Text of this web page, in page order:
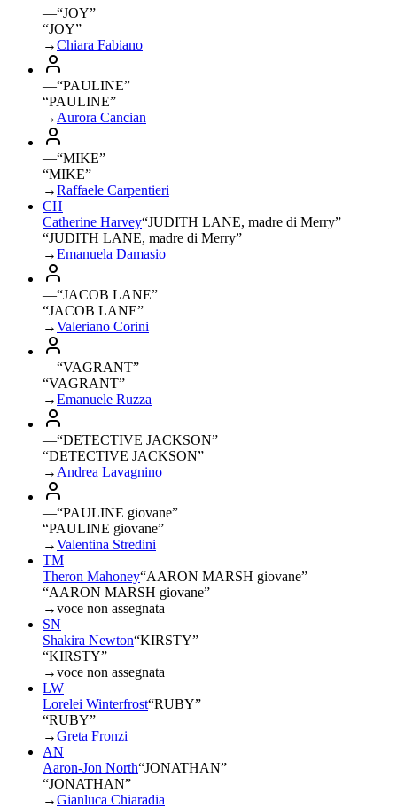
—“JOY”
“JOY”
→Chiara Fabiano
—“PAULINE”
“PAULINE”
→ Aurora Cancian
—“MIKE”
“MIKE”
→Raffaele Carpentieri
CH
Catherine Harvey“JUDITH LANE, madre di Merry”
“JUDITH LANE, madre di Merry”
→Emanuela Damasio
—“JACOB LANE”
“JACOB LANE”
→Valeriano Corini
—“VAGRANT”
“VAGRANT”
→Emanuele Ruzza
—“DETECTIVE JACKSON”
“DETECTIVE JACKSON”
→ Andrea Lavagnino
—“PAULINE giovane”
“PAULINE giovane”
→Valentina Stredini
TM
Theron Mahoney“AARON MARSH giovane”
“AARON MARSH giovane”
→voce non assegnata
SN
Shakira Newton“KIRSTY”
“KIRSTY”
→voce non assegnata
LW
Lorelei Winterfrost“RUBY”
“RUBY”
→Greta Fronzi
AN
Aaron-Jon North“JONATHAN”
“JONATHAN”
→Gianluca Chiaradia